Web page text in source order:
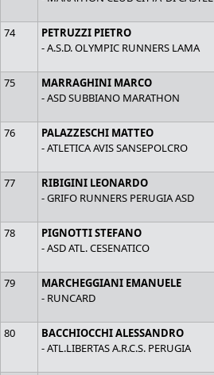
74
PETRUZZI PIETRO
- A.S.D. OLYMPIC RUNNERS LAMA
75
MARRAGHINI MARCO
- ASD SUBBIANO MARATHON
76
PALAZZESCHI MATTEO
- ATLETICA AVIS SANSEPOLCRO
77
RIBIGINI LEONARDO
- GRIFO RUNNERS PERUGIA ASD
78
PIGNOTTI STEFANO
- ASD ATL. CESENATICO
79
MARCHEGGIANI EMANUELE
- RUNCARD
80
BACCHIOCCHI ALESSANDRO
- ATL.LIBERTAS A.R.C.S. PERUGIA